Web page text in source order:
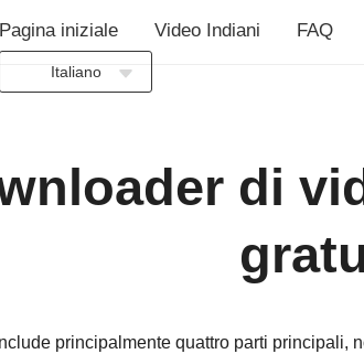
Pagina iniziale Video Indiani FAQ
Italiano
English
Русский
di
principalmente quattro parti principali,